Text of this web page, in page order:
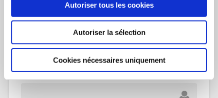
Autoriser tous les cookies
Autoriser la sélection
Cookies nécessaires uniquement